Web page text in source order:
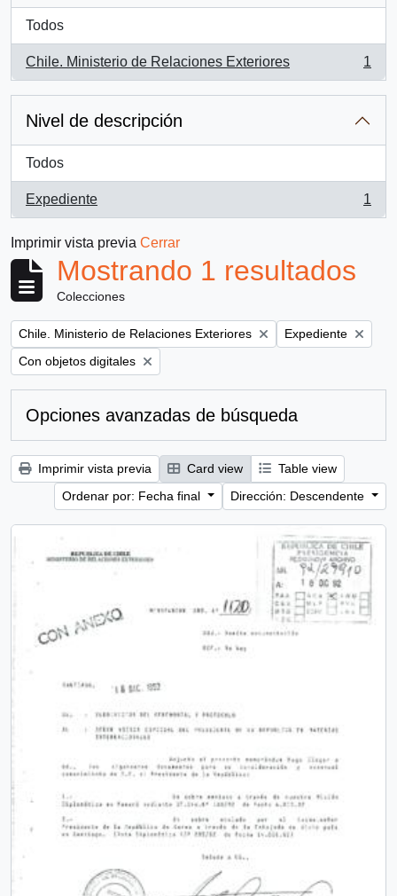
Todos
Chile. Ministerio de Relaciones Exteriores
, 1 resultados
1
Nivel de descripción
Todos
Expediente
, 1 resultados
1
Imprimir vista previa Cerrar
Mostrando 1 resultados
Colecciones
Remove filter:
Chile. Ministerio de Relaciones Exteriores Remove filter:
Expediente
Remove filter:
Con objetos digitales
Opciones avanzadas de búsqueda
Imprimir vista previa Card view
Table view
Ordenar por: Fecha final
Dirección: Descendente